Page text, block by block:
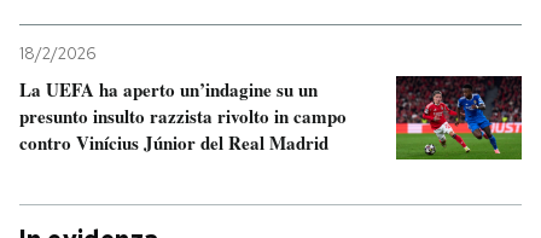
18/2/2026
La UEFA ha aperto un’indagine su un
presunto insulto razzista rivolto in campo
contro Vinícius Júnior del Real Madrid